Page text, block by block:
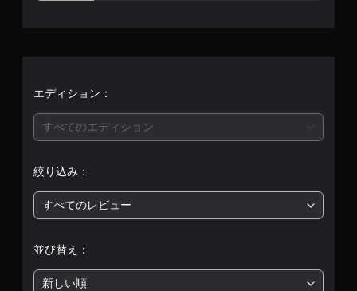
段
階
の
エディション：
すべてのエディション
絞り込み：
すべてのレビュー
並び替え：
新しい順